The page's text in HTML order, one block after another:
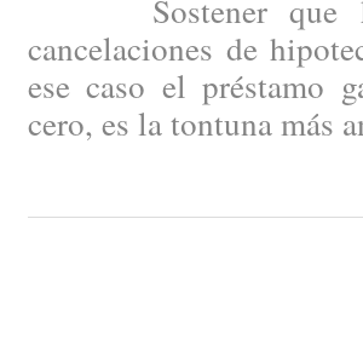
Sostener que
cancelaciones de
ese caso el préstamo
cero, es la tontuna más